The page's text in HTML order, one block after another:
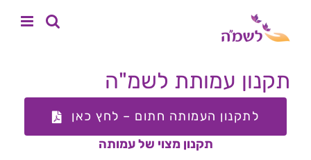
תקנון עמותת לשמ"ה
לתקנון העמותה חתום – לחץ כאן
תקנון מצוי של עמותה